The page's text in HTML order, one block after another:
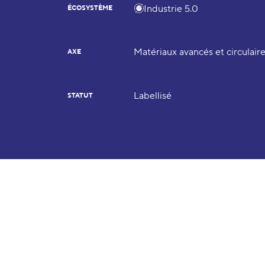
ÉCOSYSTÈME Industrie 5.0
AXE Matériaux avancés et
STATUT Labellisé